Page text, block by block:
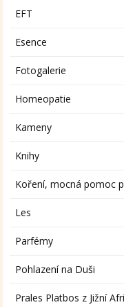
EFT
Esence
Fotogalerie
Homeopatie
Kameny
Knihy
Koření, mocná pomoc
Les
Parfémy
Pohlazení na Duši
Prales Platbos z Jižní